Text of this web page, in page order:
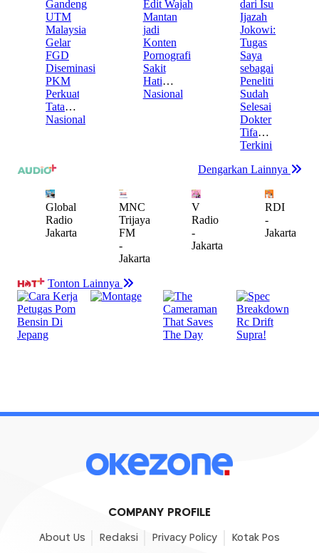
COMPANY PROFILE
About Us Redaksi Privacy Policy Kotak Pos